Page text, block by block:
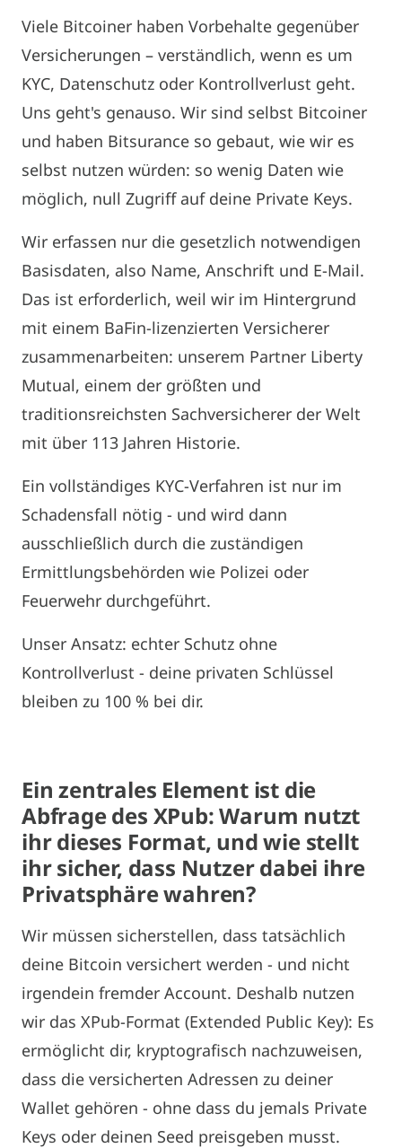
Viele Bitcoiner haben Vorbehalte gegenüber
Versicherungen – verständlich, wenn es um
KYC, Datenschutz oder Kontrollverlust geht.
Uns geht's genauso. Wir sind selbst Bitcoiner
und haben Bitsurance so gebaut, wie wir es
selbst nutzen würden: so wenig Daten wie
möglich, null Zugriff auf deine Private Keys.
Wir erfassen nur die gesetzlich notwendigen
Basisdaten, also Name, Anschrift und E-Mail.
Das ist erforderlich, weil wir im Hintergrund
mit einem BaFin-lizenzierten Versicherer
zusammenarbeiten: unserem Partner Liberty
Mutual, einem der größten und
traditionsreichsten Sachversicherer der Welt
mit über 113 Jahren Historie.
Ein vollständiges KYC-Verfahren ist nur im
Schadensfall nötig - und wird dann
ausschließlich durch die zuständigen
Ermittlungsbehörden wie Polizei oder
Feuerwehr durchgeführt.
Unser Ansatz: echter Schutz ohne
Kontrollverlust - deine privaten Schlüssel
bleiben zu 100 % bei dir.
Ein zentrales Element ist die
Abfrage des XPub: Warum nutzt
ihr dieses Format, und wie stellt
ihr sicher, dass Nutzer dabei ihre
Privatsphäre wahren?
Wir müssen sicherstellen, dass tatsächlich
deine Bitcoin versichert werden - und nicht
irgendein fremder Account. Deshalb nutzen
wir das XPub-Format (Extended Public Key): Es
ermöglicht dir, kryptografisch nachzuweisen,
dass die versicherten Adressen zu deiner
Wallet gehören - ohne dass du jemals Private
Keys oder deinen Seed preisgeben musst.